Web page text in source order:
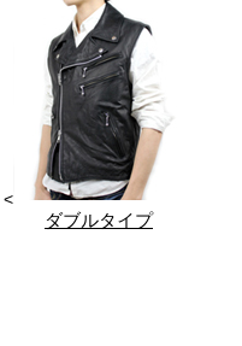
<
ダブルタイプ